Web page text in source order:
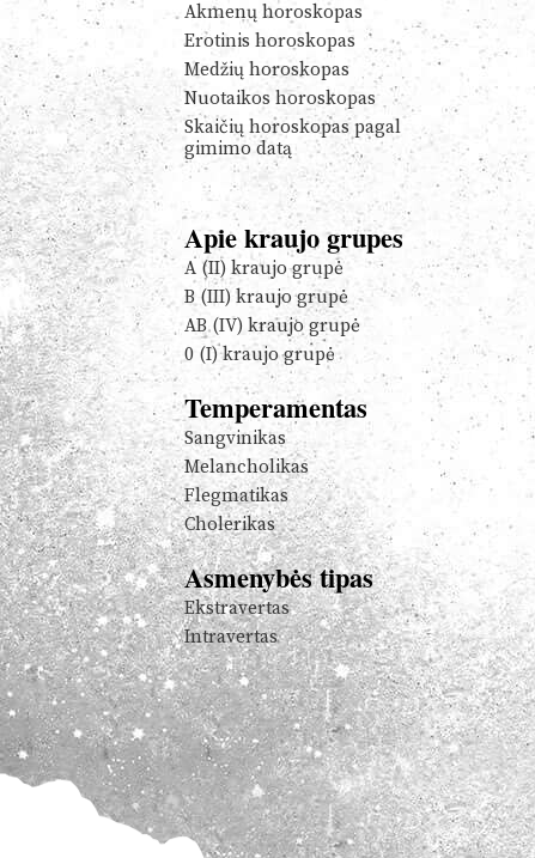
Akmenų horoskopas
Erotinis horoskopas
Medžių horoskopas
Nuotaikos horoskopas
Skaičių horoskopas pagal
gimimo datą
Apie kraujo grupes
A (II) kraujo grupė
B (III) kraujo grupė
AB (IV) kraujo grupė
0 (I) kraujo grupė
Temperamentas
Sangvinikas
Melancholikas
Flegmatikas
Cholerikas
Asmenybės tipas
Ekstravertas
Intravertas